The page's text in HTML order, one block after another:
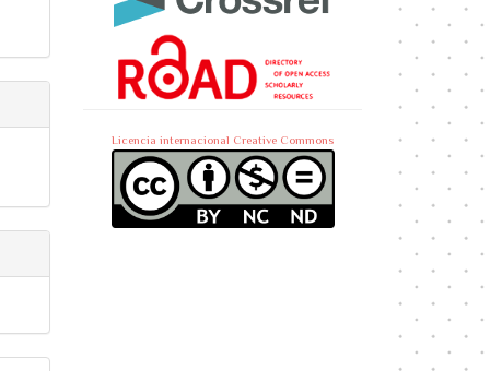
Licencia internacional Creative Commons